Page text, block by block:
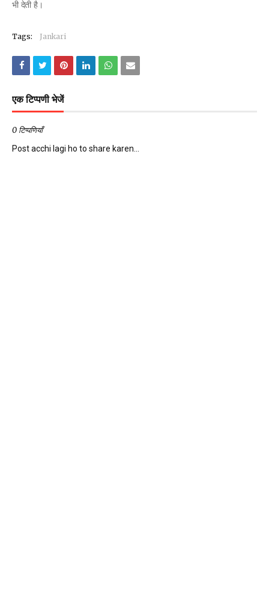
भी देती है।
Tags: Jankari
एक टिप्पणी भेजें
0 टिप्पणियाँ
Post acchi lagi ho to share karen...